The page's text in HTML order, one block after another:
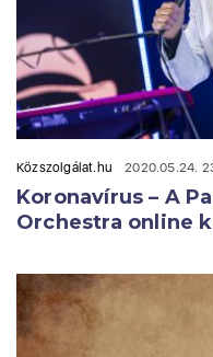
Közszolgálat.hu 2020.05.24.
Koronavírus – A
Orchestra online